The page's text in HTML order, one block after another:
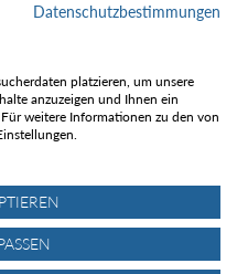
Datenschutzbestimmungen
platzieren, um unsere
anzuzeigen und Ihnen ein
weitere Informationen zu den von